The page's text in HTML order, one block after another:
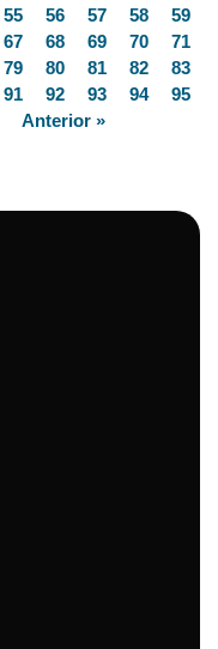
55 56 57 58
59
67 68 69 70
71
79 80 81 82
83
91 92 93 94
95
Anterior »